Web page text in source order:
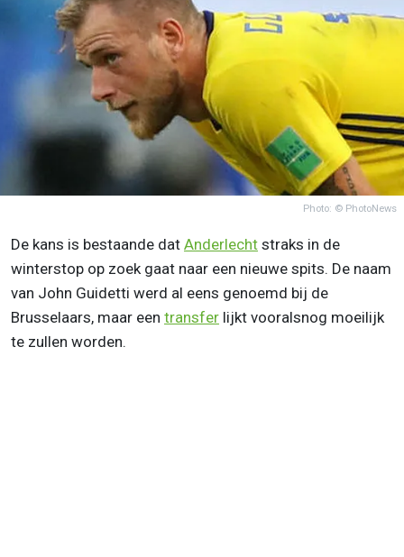
Photo: © PhotoNews
De kans is bestaande dat Anderlecht straks in de
winterstop op zoek gaat naar een nieuwe spits. De naam
van John Guidetti werd al eens genoemd bij de
Brusselaars, maar een transfer lijkt vooralsnog moeilijk
te zullen worden.